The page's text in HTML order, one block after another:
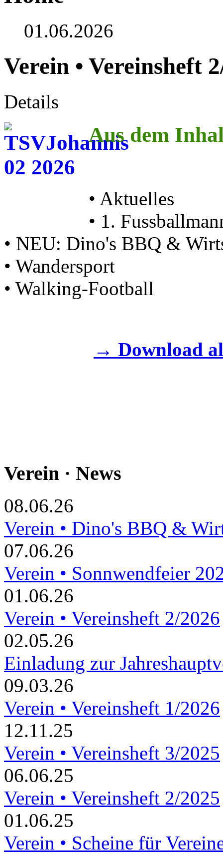
01.06.2026
Verein • Vereinsheft
Details
Aus dem
• Aktuelles
• 1.
• NEU: Dino's BBQ &
• Wandersport
• Walking-Football
→ Download
Verein · News
08.06.26
Verein • Dino's BBQ &
07.06.26
Verein • Sonnwendfeier
01.06.26
Verein • Vereinsheft 2/2026
02.05.26
Einladung zur
09.03.26
Verein • Vereinsheft 1/2026
12.11.25
Verein • Vereinsheft 3/2025
06.06.25
Verein • Vereinsheft 2/2025
01.06.25
Verein • Scheine für